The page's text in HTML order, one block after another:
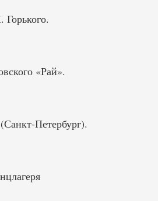
«Рай».
Петербург).